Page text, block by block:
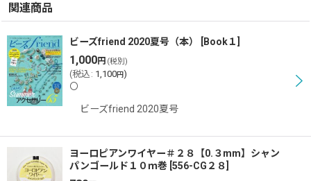
関連商品
ビーズfriend 2020夏号（本） Book１
1,000円 (税別)
(税込 : 1,100円)
〇
ビーズfriend 2020夏号
ヨーロピアンワイヤー＃２８【0.３mm】シャン
パンゴールド１０ｍ巻 556-CG２８